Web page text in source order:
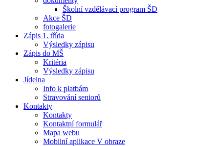
Školní vzdělávací program ŠD
Akce ŠD
fotogalerie
Zápis 1. třída
Výsledky zápisu
Zápis do MŠ
Kritéria
Výsledky zápisu
Jídelna
Info k platbám
Stravování seniorů
Kontakty
Kontakty
Kontaktní formulář
Mapa webu
Mobilní aplikace V obraze